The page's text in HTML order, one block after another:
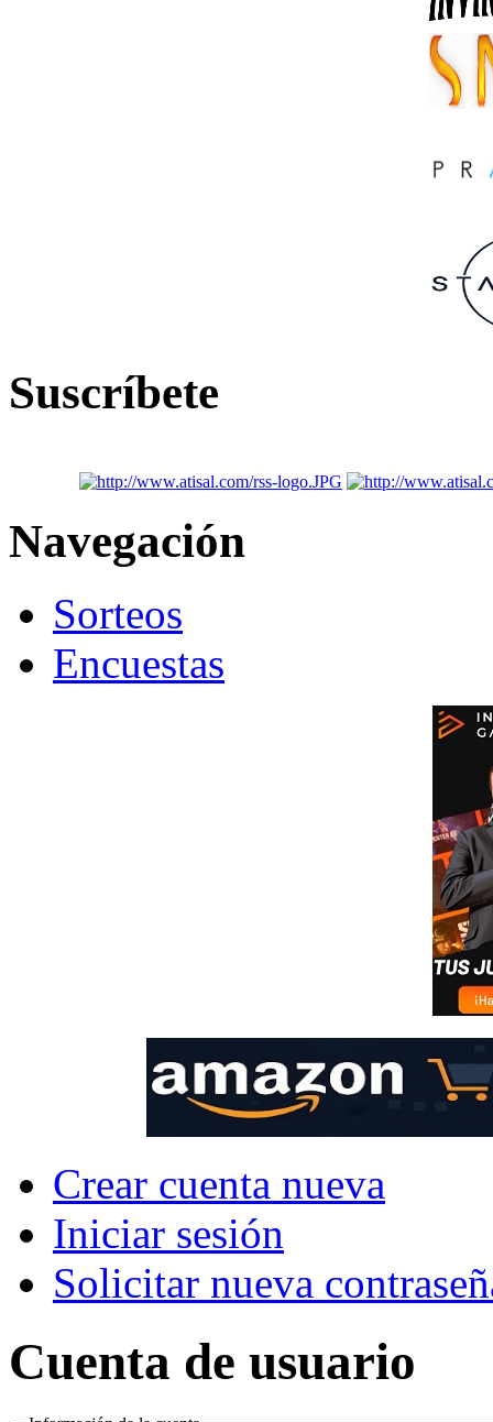
Suscríbete
Navegación
Sorteos
Encuestas
Crear cuenta nueva
Iniciar sesión
Solicitar nueva
Cuenta de usuario